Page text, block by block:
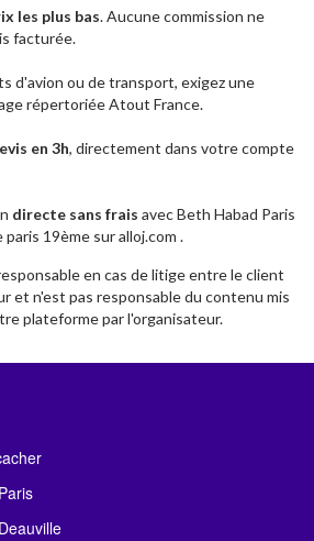
les plus bas. Aucune commission ne
facturée.
d'avion ou de transport, exigez une
répertoriée Atout France.
en 3h, directement dans votre compte
directe sans frais avec Beth Habad Paris
paris 19ème sur alloj.com .
en cas de litige entre le client
et n'est pas responsable du contenu mis
plateforme par l'organisateur.